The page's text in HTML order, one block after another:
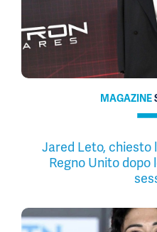
MAGAZINE
Jared Leto, chiesto
Regno Unito dopo